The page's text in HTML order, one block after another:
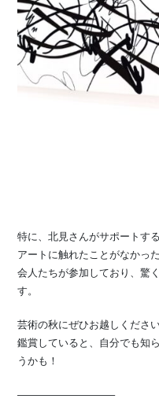
特に、北見さんがサポートす
アートに触れたことがなかっ
会人たちが参加しており、驚
す。
芸術の秋にぜひお越しください
鑑賞していると、自分でも知
うかも！
—————————–